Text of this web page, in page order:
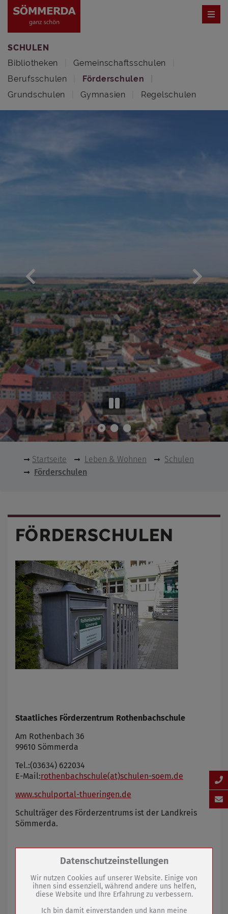
SCHULEN
Bibliotheken
Gemeinschaftsschulen
Berufsschulen
Förderschulen
Grundschulen
Gymnasien Regelschulen
Go to slide 1
Go to slide 2
Go to slide 3
Startseite Leben & Wohnen
Schulen
Förderschulen
FÖRDERSCHULEN
Staatliches Förderzentrum Rothenbachschule
Am Rothenbach 36
99610 Sömmerda
Tel.:(03634) 622034
E-Mail:rothenbachschule(at)schulen-soem.de
www.schulportal-thueringen.de
Schulträger des Förderzentrums ist der Landkreis
Sömmerda.
Zum Betrieb der Seite notwendige Cookies /
Name
PHP Session Cookie
Anbieter
Eigentümer dieser Website (Wenko-
Datenschutzeinstellungen
Wir nutzen Cookies auf unserer Website. Einige von
ihnen sind essenziell, während andere uns helfen,
diese Website und Ihre Erfahrung zu verbessern.
Ich bin damit einverstanden und kann meine